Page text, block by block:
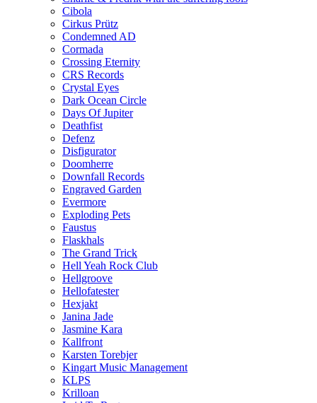
Cibola
Cirkus Prütz
Condemned AD
Cormada
Crossing Eternity
CRS Records
Crystal Eyes
Dark Ocean Circle
Days Of Jupiter
Deathfist
Defenz
Disfigurator
Doomherre
Downfall Records
Engraved Garden
Evermore
Exploding Pets
Faustus
Flaskhals
The Grand Trick
Hell Yeah Rock Club
Hellgroove
Hellofatester
Hexjakt
Janina Jade
Jasmine Kara
Kallfront
Karsten Torebjer
Kingart Music Management
KLPS
Krilloan